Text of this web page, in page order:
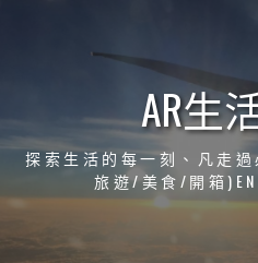
AR生
探索生活的每一刻、凡走
旅遊/美食/開箱